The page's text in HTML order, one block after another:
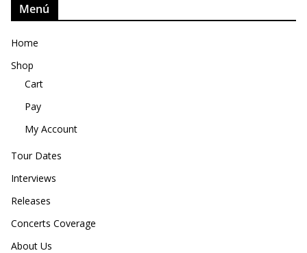
Menú
Home
Shop
Cart
Pay
My Account
Tour Dates
Interviews
Releases
Concerts Coverage
About Us